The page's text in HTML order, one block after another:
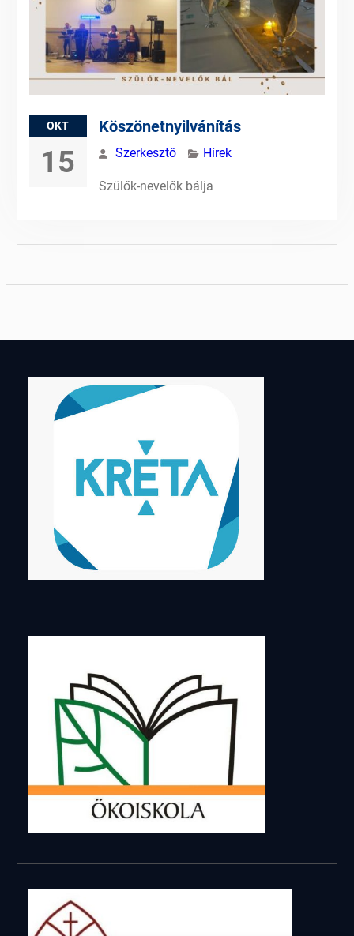
OKT
15
Köszönetnyilvánítás
Szerkesztő Hírek
Szülők-nevelők bálja